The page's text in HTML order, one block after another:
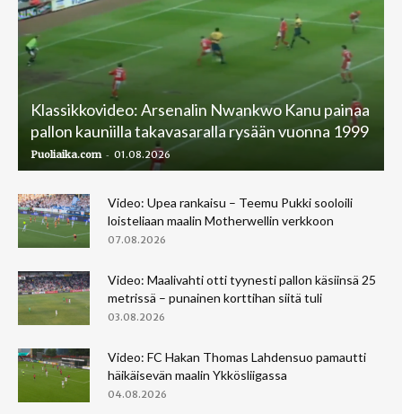
Klassikkovideo: Arsenalin Nwankwo Kanu painaa
pallon kauniilla takavasaralla rysään vuonna 1999
Puoliaika.com - 01.08.2026
Video: Upea rankaisu – Teemu Pukki sooloili
loisteliaan maalin Motherwellin verkkoon
07.08.2026
Video: Maalivahti otti tyynesti pallon käsiinsä 25
metrissä – punainen korttihan siitä tuli
03.08.2026
Video: FC Hakan Thomas Lahdensuo pamautti
häikäisevän maalin Ykkösliigassa
04.08.2026